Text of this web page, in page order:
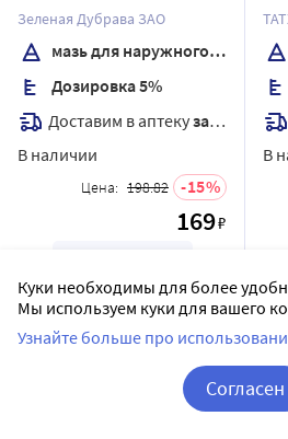
гр
Зеленая Дубрава ЗАО
мазь для наружного применения
Дозировка 5%
Доставим в аптекузавтра
В наличии
Цена: 198.82 15
169₽
гр
В
Куки необходимы для более
Мы используем куки для вашего
Узнайте больше про
Согласен